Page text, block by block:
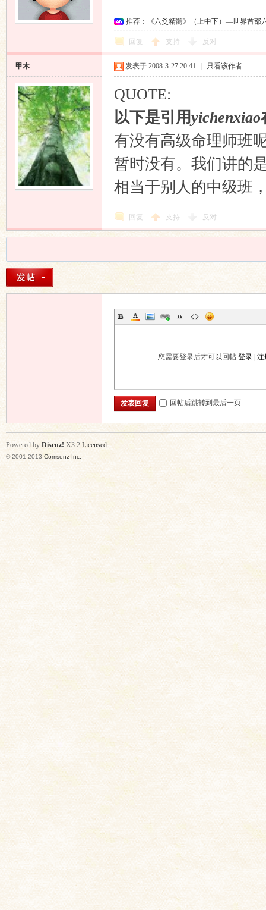
推荐：《六爻精髓》（上中下）—世界首部
回复 支持 反对
甲木 发表于 2008-3-27 20:41 只看该作者
QUOTE:
以下是引用yichenxiao
有没有高级命理师班
暂时没有。我们讲的
相当于别人的中级班
回复 支持 反对
您需要登录后才可以回帖 登录 注
发表回复 回帖后跳转到最后一页
Powered by Discuz! X3.2 Licensed
© 2001-2013 Comsenz Inc.